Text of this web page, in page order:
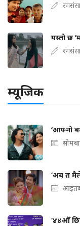
यस्तो छ
म्यूजिक
‘आफ्नो
‘अब त
‘४४औँ